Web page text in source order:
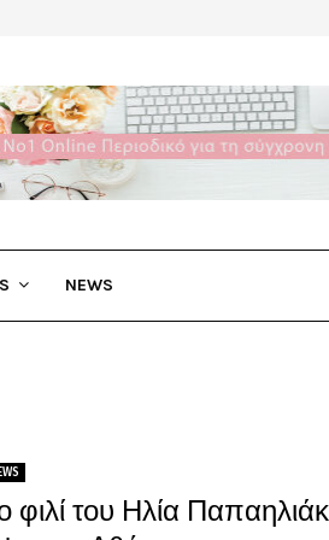
NEWS
φιλί του Ηλία